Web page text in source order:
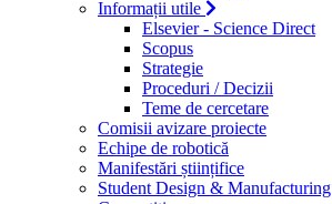
Informații utile
Elsevier - Science Direct
Scopus
Strategie
Proceduri / Decizii
Teme de cercetare
Comisii avizare proiecte
Echipe de robotică
Manifestări științifice
Student Design & Manufacturing